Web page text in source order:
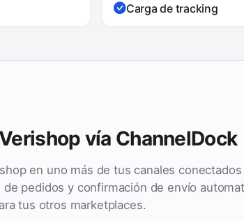
Carga de tracking
vía ChannelDock
en uno más de tus canales
pedidos y confirmación de envío
tus otros marketplaces.